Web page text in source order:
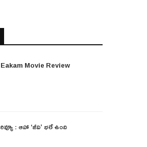
Eakam Movie Review
రివ్యూ : ఆహా ‘జీవి’ భలే ఉంది